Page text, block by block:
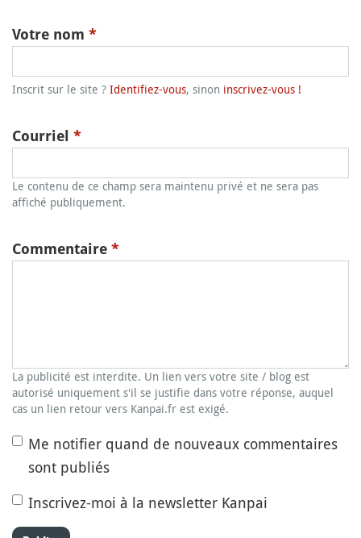
Votre nom *
Inscrit sur le site ? Identifiez-vous, sinon inscrivez-vous !
Courriel *
Le contenu de ce champ sera maintenu privé et ne sera pas
affiché publiquement.
Commentaire *
La publicité est interdite. Un lien vers votre site / blog est
autorisé uniquement s'il se justifie dans votre réponse, auquel
cas un lien retour vers Kanpai.fr est exigé.
Me notifier quand de nouveaux commentaires
sont publiés
Inscrivez-moi à la newsletter Kanpai